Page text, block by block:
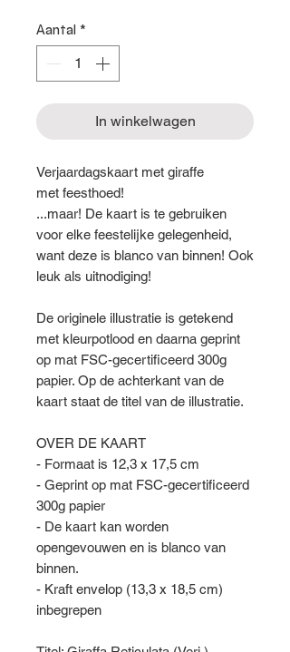
Aantal *
In winkelwagen
Verjaardagskaart met giraffe
met feesthoed!
...maar! De kaart is te gebruiken
voor elke feestelijke gelegenheid,
want deze is blanco van binnen! Ook
leuk als uitnodiging!
De originele illustratie is getekend
met kleurpotlood en daarna geprint
op mat FSC-gecertificeerd 300g
papier. Op de achterkant van de
kaart staat de titel van de illustratie.
OVER DE KAART
- Formaat is 12,3 x 17,5 cm
- Geprint op mat FSC-gecertificeerd
300g papier
- De kaart kan worden
opengevouwen en is blanco van
binnen.
- Kraft envelop (13,3 x 18,5 cm)
inbegrepen